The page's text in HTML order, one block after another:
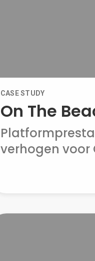
On The
CASE STUDY
verhogen voor